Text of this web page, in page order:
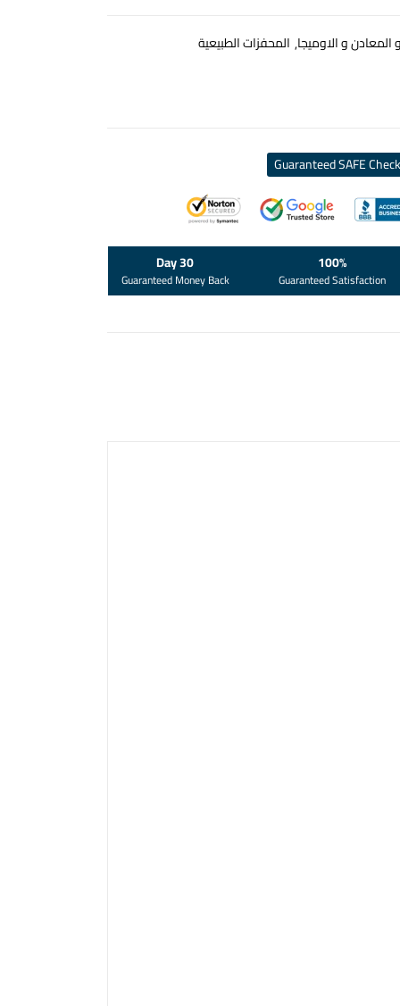
المعادن و الاوميجا المحفزات الطبيعية
Guaranteed SAFE
100%
Guaranteed Satisfaction
30 Day
Guaranteed Money Back